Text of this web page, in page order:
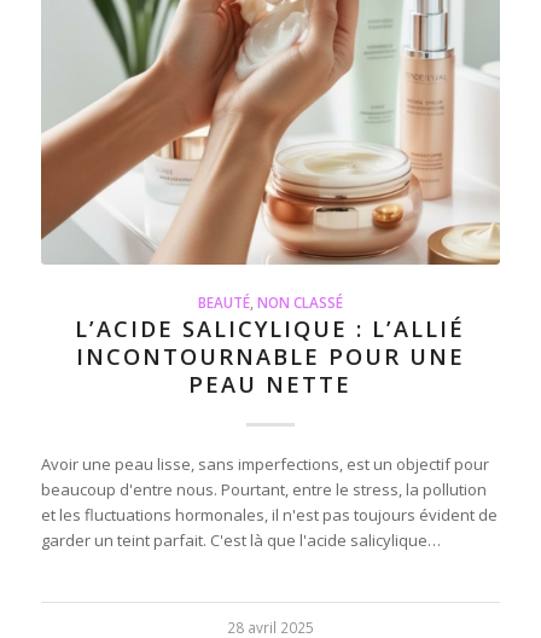
BEAUTÉ, NON CLASSÉ
L’ACIDE SALICYLIQUE : L’ALLIÉ
INCONTOURNABLE POUR UNE
PEAU NETTE
Avoir une peau lisse, sans imperfections, est un objectif pour
beaucoup d'entre nous. Pourtant, entre le stress, la pollution
et les fluctuations hormonales, il n'est pas toujours évident de
garder un teint parfait. C'est là que l'acide salicylique…
28 avril 2025